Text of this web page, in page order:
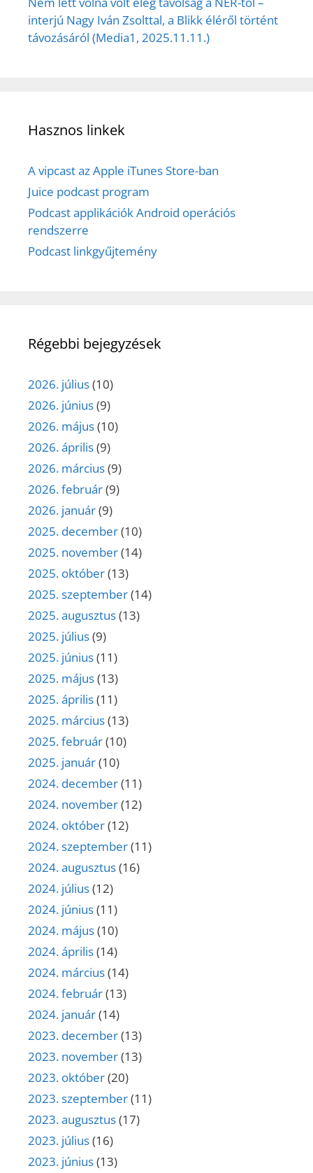
interjú Nagy Iván Zsolttal, a Blikk éléről történt
távozásáról (Media1, 2025.11.11.)
Hasznos linkek
A vipcast az Apple iTunes Store-ban
Juice podcast program
Podcast applikációk Android operációs
rendszerre
Podcast linkgyűjtemény
Régebbi bejegyzések
2026. július(10)
2026. június(9)
2026. május(10)
2026. április(9)
2026. március(9)
2026. február(9)
2026. január(9)
2025. december(10)
2025. november(14)
2025. október(13)
2025. szeptember(14)
2025. augusztus(13)
2025. július(9)
2025. június(11)
2025. május(13)
2025. április(11)
2025. március(13)
2025. február(10)
2025. január(10)
2024. december(11)
2024. november(12)
2024. október(12)
2024. szeptember(11)
2024. augusztus(16)
2024. július(12)
2024. június(11)
2024. május(10)
2024. április(14)
2024. március(14)
2024. február(13)
2024. január(14)
2023. december(13)
2023. november(13)
2023. október(20)
2023. szeptember(11)
2023. augusztus(17)
2023. július(16)
2023. június(13)